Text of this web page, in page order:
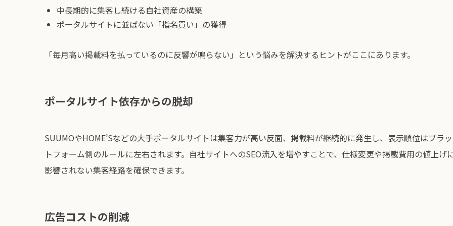
中長期的に集客し続ける自社資産の構築
ポータルサイトに並ばない「指名買い」の獲得
「毎月高い掲載料を払っているのに反響が鳴らない」という悩みを解決するヒントがここにあります。
ポータルサイト依存からの脱却
SUUMOやHOME’Sなどの大手ポータルサイトは集客力が高い反面、掲載料が継続的に発生し、表示順位はプラッ
トフォーム側のルールに左右されます。自社サイトへのSEO流入を増やすことで、仕様変更や掲載費用の値上げ
影響されない集客経路を確保できます。
広告コストの削減